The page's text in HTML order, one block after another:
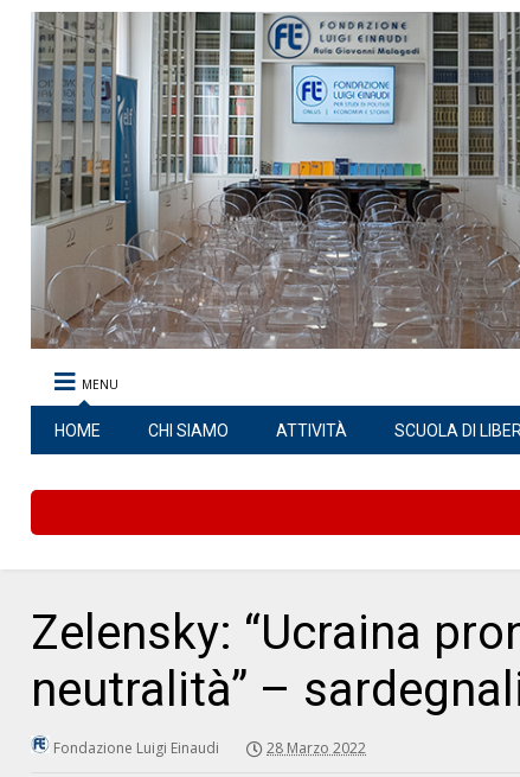
MENU
HOME CHI SIAMO ATTIVITÀ SCUOLA DI
Zelensky: “Ucraina
neutralità” –
Fondazione Luigi Einaudi 28 Marzo 2022